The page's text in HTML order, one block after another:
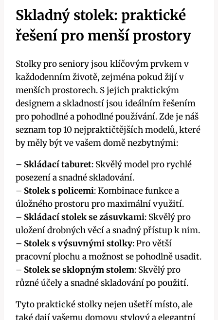
Skladný stolek: praktické
řešení pro menší prostory
Stolky pro seniory jsou klíčovým prvkem v
každodenním životě, zejména pokud žijí v
menších prostorech. S jejich praktickým
designem a skladností jsou ideálním řešením
pro pohodlné a pohodlné používání. Zde je náš
seznam top 10 nejpraktičtějších modelů, které
by měly být ve vašem domě nezbytnými:
– Skládací taburet: Skvělý model pro rychlé
posezení a snadné skladování.
– Stolek s policemi: Kombinace funkce a
úložného prostoru pro maximální využití.
– Skládací stolek se zásuvkami: Skvělý pro
uložení drobných věcí a snadný přístup k nim.
– Stolek s výsuvnými stolky: Pro větší
pracovní plochu a možnost se pohodlně usadit.
– Stolek se sklopným stolem: Skvělý pro
různé účely a snadné skladování po použití.
Tyto praktické stolky nejen ušetří místo, ale
také dají vašemu domovu stylový a elegantní